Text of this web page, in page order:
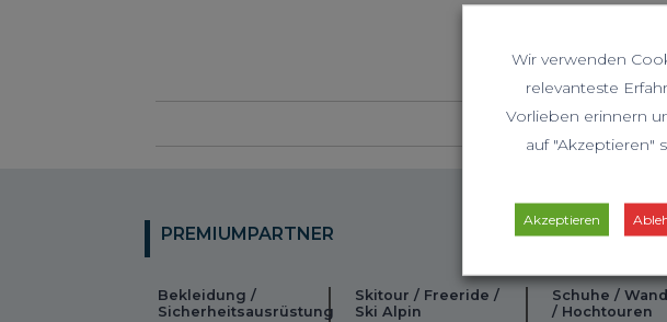
PREMIUMPARTNER
Bekleidung /
Sicherheitsausrüstung
Skitour / Freeride /
Ski Alpin
Schuhe /
/ Hochtouren
Wir verwenden
relevanteste
Vorlieben erinnern
auf "Akzeptieren"
Akzeptieren